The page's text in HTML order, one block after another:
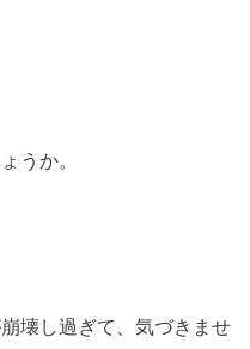
うか。
壊し過ぎて、気づきませ